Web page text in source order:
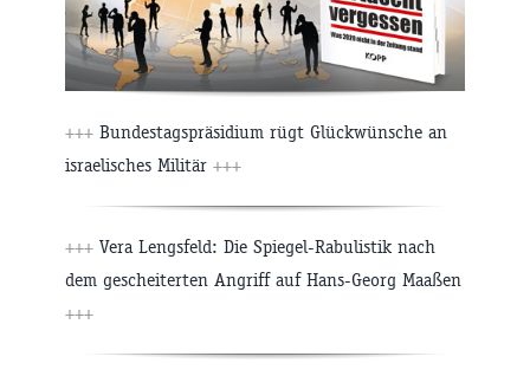
+++ Bundestagspräsidium rügt Glückwünsche an
israelisches Militär +++
+++ Vera Lengsfeld: Die Spiegel-Rabulistik nach
dem gescheiterten Angriff auf Hans-Georg Maaßen
+++